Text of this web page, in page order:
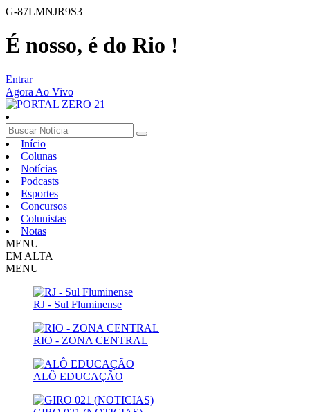
G-87LMNJR9S3
É nosso, é do Rio !
Entrar
Agora Ao Vivo
Início
Colunas
Notícias
Podcasts
Esportes
Concursos
Colunistas
Notas
MENU
EM ALTA
MENU
RJ - Sul Fluminense
RIO - ZONA CENTRAL
ALÔ EDUCAÇÃO